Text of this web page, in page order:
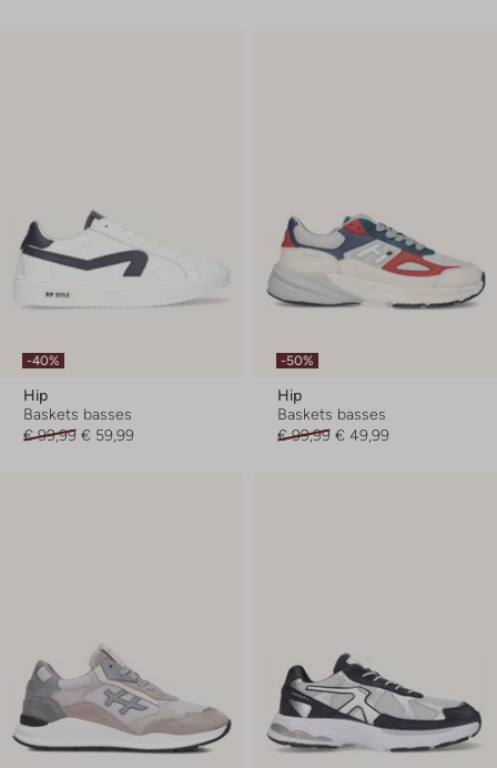
-40%
Hip
Baskets basses
€ 99,99 € 59,99
-50%
Hip
Baskets basses
€ 99,99 € 49,99